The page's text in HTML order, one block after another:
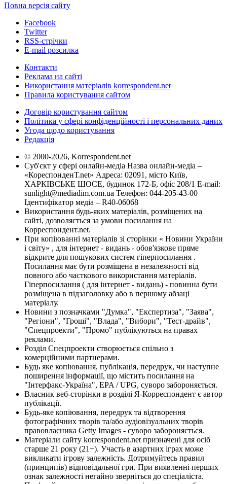
Повна версія сайту
Facebook
Twitter
RSS-стрічки
E-mail розсилка
Контакти
Реклама на сайті
Використання матеріалів korrespondent.net
Правила користування сайтом
Договір користування сайтом
Політика у сфері конфіденційності і персональних даних
Угода щодо користування
Редакція
© 2000-2026, Korrespondent.net
Суб'єкт у сфері онлайн-медіа Назва онлайн-медіа –
«КореспонденТ.net» Адреса: 02091, місто Київ,
ХАРКІВСЬКЕ ШОСЕ, будинок 172-Б, офіс 208/1 E-mail:
sunlight@mediadim.com.ua Телефон: 044-205-43-00
Ідентифікатор медіа – R40-06068
Використання будь-яких матеріалів, розміщених на
сайті, дозволяється за умови посилання на
Корреспондент.net.
При копіюванні матеріалів зі сторінки « Новини України
і світу» , для інтернет - видань - обов'язкове пряме
відкрите для пошукових систем гіперпосилання .
Посилання має бути розміщена в незалежності від
повного або часткового використання матеріалів.
Гіперпосилання ( для інтернет - видань) - повинна бути
розміщена в підзаголовку або в першому абзаці
матеріалу.
Новини з позначками "Думка", "Експертиза", "Заява",
"Регіони", "Гроші", "Влада", "Вибори", "Тест-драйв",
"Спецпроекти", "Промо" публікуються на правах
реклами.
Розділ Спецпроекти створюється спільно з
комерційними партнерами.
Будь яке копіювання, публікація, передрук, чи наступне
поширення інформації, що містить посилання на
"Інтерфакс-Україна", EPA / UPG, суворо забороняється.
Власник веб-сторінки в розділі Я-Корреспондент є автор
публікації.
Будь-яке копіювання, передрук та відтворення
фотографічних творів та/або аудіовізуальних творів
правовласника Getty Images - суворо забороняється.
Матеріали сайту korrespondent.net призначені для осіб
старше 21 року (21+). Участь в азартних іграх може
викликати ігрову залежність. Дотримуйтесь правил
(принципів) відповідальної гри. При виявленні перших
ознак залежності негайно зверніться до спеціаліста.